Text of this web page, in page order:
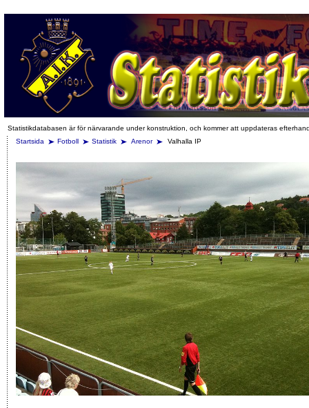
Statistikdatabasen är för närvarande under konstruktion, och kommer att uppdateras
Startsida
Fotboll Statistik Arenor Valhalla IP